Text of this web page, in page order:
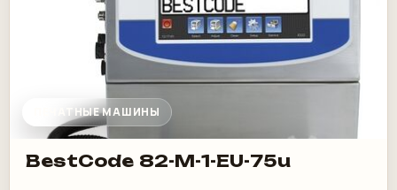
ПЕЧАТНЫЕ МАШИНЫ
BestCode 82-M-1-EU-75u